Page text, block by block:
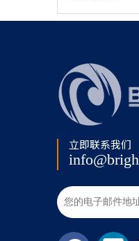
立即联系我们